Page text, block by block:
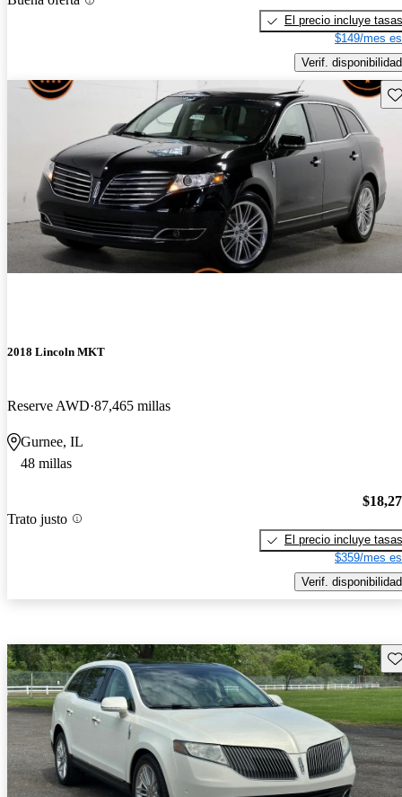
El precio incluye tasas
$149/mes
Verif. disponibilidad
2018 Lincoln MKT
Reserve AWD 87,465 millas
Gurnee, IL
48 millas
Trato justo
El precio incluye tasas
$359/mes
Verif. disponibilidad